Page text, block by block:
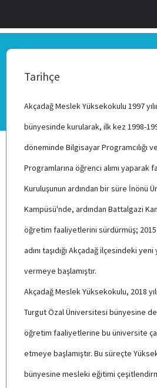
ANASAYFA
Tarihçe
Akçadağ Meslek Yüksekokulu 1997
bünyesinde kurularak, ilk kez 1998-
döneminde Bilgisayar Programcılığı
Programlarına öğrenci alımı yaparak
Kuruluşunun ardından bir süre İnönü
Kampüsü'nde, ardından Battalgazi
öğretim faaliyetlerini sürdürmüş; 2015
adını taşıdığı Akçadağ ilçesindeki
vermeye başlamıştır.
Akçadağ Meslek Yüksekokulu, 2018
Turgut Özal Üniversitesi bünyesine
öğretim faaliyetlerine bu üniversite
etmeye başlamıştır. Bu süreçte
bünyesine mesleki eğitimi